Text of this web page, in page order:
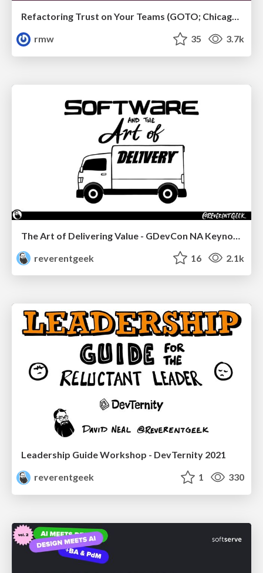
Refactoring Trust on Your Teams (GOTO; Chicago 2020)
rmw
35 3.7k
reverentgeek
16 2.1k
Leadership Guide Workshop - DevTernity 2021
reverentgeek
1 330